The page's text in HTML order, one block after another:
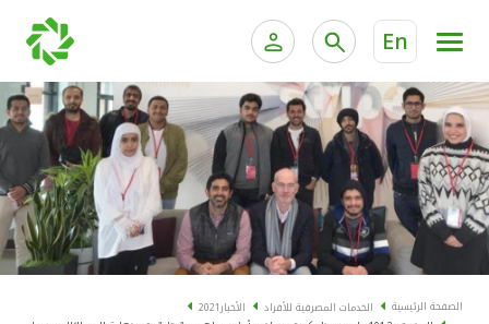
En
الخدمات المصرفية الإلكترونية للأفراد
الخدمات المصرفية الإلكترونية للشركات
خدمة "بيتك" للتداول الإلكتروني
الخدمات المصرفية للأفراد الخدمات المالية الخاصة
الحسابات المصرفية
البطاقات
الصفحة الرئيسية الخدمات المصرفية للأفراد الأخبار2021